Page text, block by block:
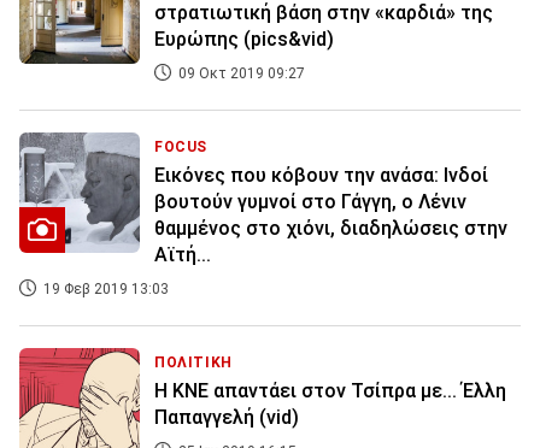
στρατιωτική βάση στην «καρδιά» της
Ευρώπης (pics&vid)
09 Οκτ 2019 09:27
FOCUS
Εικόνες που κόβουν την ανάσα: Ινδοί
βουτούν γυμνοί στο Γάγγη, ο Λένιν
θαμμένος στο χιόνι, διαδηλώσεις στην
Αϊτή...
19 Φεβ 2019 13:03
ΠΟΛΙΤΙΚΗ
Η ΚΝΕ απαντάει στον Τσίπρα με... Έλλη
Παπαγγελή (vid)